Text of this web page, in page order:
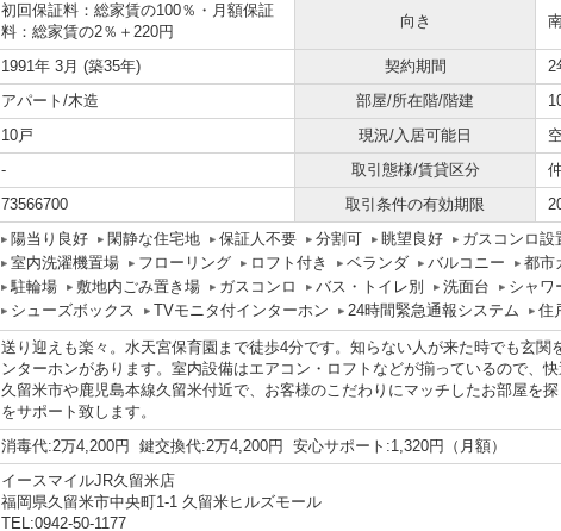
初回保証料：総家賃の100％・月額保証
料：総家賃の2％＋220円
向き
1991年 3月 (築35年) 契約期間
2
アパート/木造 部屋/所在階/階建
10戸 現況/入居可能日
- 取引態様/賃貸区分
73566700 取引条件の有効期限
陽当り良好 閑静な住宅地 保証人不要 分割可 眺望良好
ガスコンロ設
室内洗濯機置場
フローリング ロフト付き ベランダ バルコニー
都市
駐輪場
敷地内ごみ置き場 ガスコンロ バス・トイレ別 洗面台
シャワ
シューズボックス
TVモニタ付インターホン 24時間緊急通報システム 住
送り迎えも楽々。水天宮保育園まで徒歩4分です。知らない人が来た時でも玄関
ンターホンがあります。室内設備はエアコン・ロフトなどが揃っているので、
久留米市や鹿児島本線久留米付近で、お客様のこだわりにマッチしたお部屋を
をサポート致します。
消毒代:2万4,200円 鍵交換代:2万4,200円 安心サポート:1,320円（月額）
イースマイルJR久留米店
福岡県久留米市中央町1-1 久留米ヒルズモール
TEL:0942-50-1177